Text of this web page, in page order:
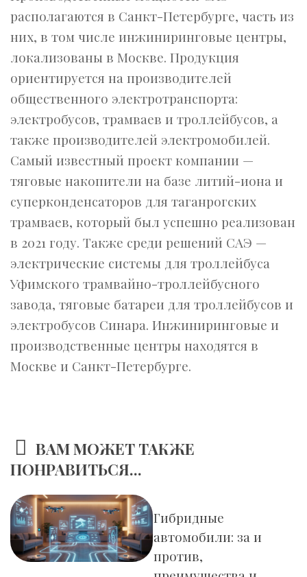
располагаются в Санкт-Петербурге, часть из
них, в том числе инжиниринговые центры,
локализованы в Москве. Продукция
ориентируется на производителей
общественного электротранспорта:
электробусов, трамваев и троллейбусов, а
также производителей электромобилей.
Самый известный проект компании —
тяговые накопители на базе литий-иона и
суперконденсаторов для таганрогских
трамваев, который был успешно реализован
в 2021 году. Также среди решений САЭ —
электрические системы для троллейбуса
Уфимского трамвайно-троллейбусного
завода, тяговые батареи для троллейбусов и
электробусов Cинара. Инжиниринговые и
производственные центры находятся в
Москве и Санкт-Петербурге.
ВАМ МОЖЕТ ТАКЖЕ
ПОНРАВИТЬСЯ...
Гибридные
автомобили: за и
против,